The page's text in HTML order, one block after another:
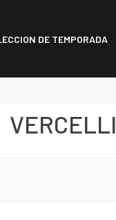
DE TEMPORADA
VERCELLI